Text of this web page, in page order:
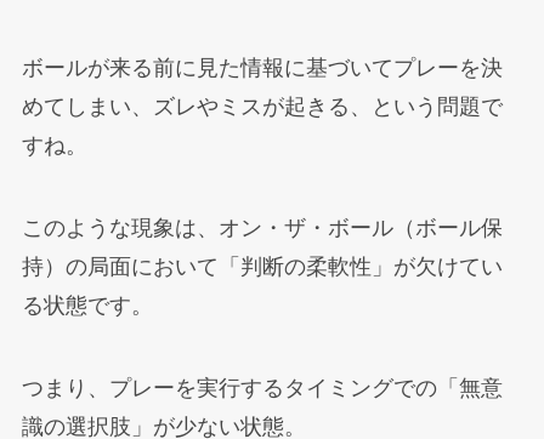
ボールが来る前に見た情報に基づいてプレーを決
めてしまい、ズレやミスが起きる、という問題で
すね。
このような現象は、オン・ザ・ボール（ボール保
持）の局面において「判断の柔軟性」が欠けてい
る状態です。
つまり、プレーを実行するタイミングでの「無意
識の選択肢」が少ない状態。